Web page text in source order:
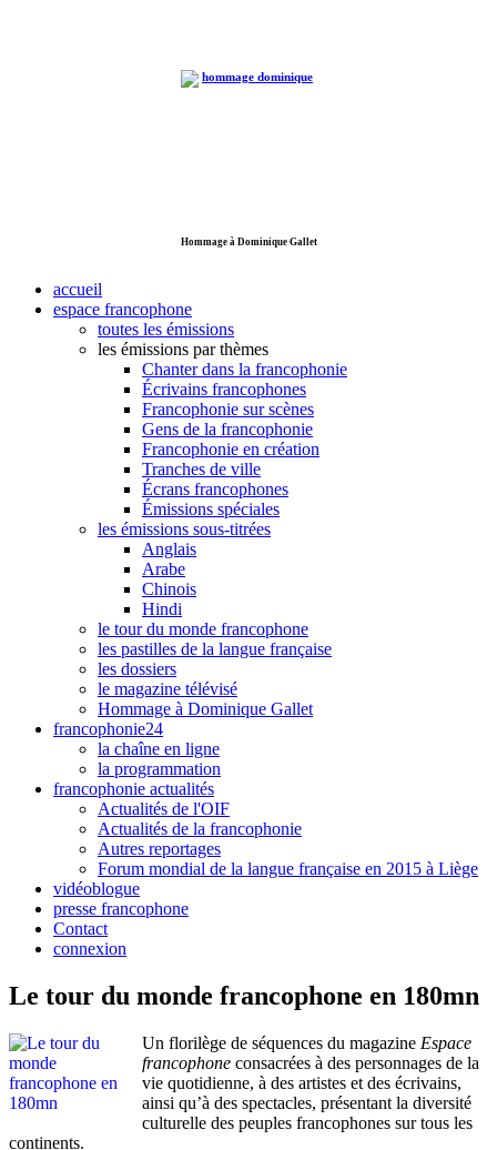
Hommage à Dominique Gallet
accueil
espace francophone
toutes les émissions
les émissions par thèmes
Chanter dans la francophonie
Écrivains francophones
Francophonie sur scènes
Gens de la francophonie
Francophonie en création
Tranches de ville
Écrans francophones
Émissions spéciales
les émissions sous-titrées
Anglais
Arabe
Chinois
Hindi
le tour du monde francophone
les pastilles de la langue française
les dossiers
le magazine télévisé
Hommage à Dominique Gallet
francophonie24
la chaîne en ligne
la programmation
francophonie actualités
Actualités de l'OIF
Actualités de la francophonie
Autres reportages
Forum mondial de la langue française en 2015 à Liège
vidéoblogue
presse francophone
Contact
connexion
Le tour du monde francophone en 180mn
Un florilège de séquences du magazine Espace
francophone consacrées à des personnages de la
vie quotidienne, à des artistes et des écrivains,
ainsi qu’à des spectacles, présentant la diversité
culturelle des peuples francophones sur tous les
continents.